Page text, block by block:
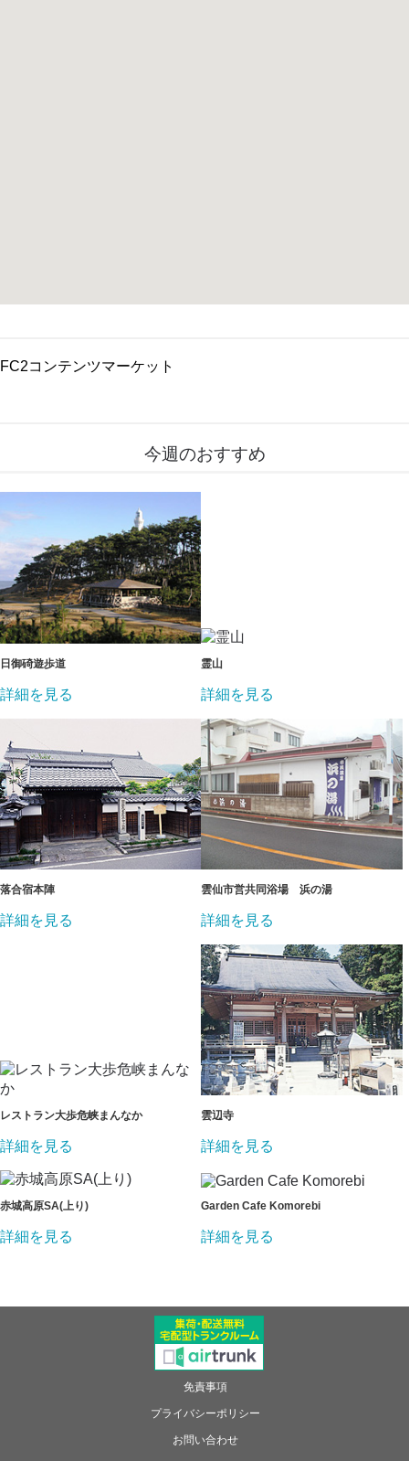
FC2コンテンツマーケット
今週のおすすめ
日御碕遊歩道
詳細を見る
霊山
詳細を見る
落合宿本陣
詳細を見る
雲仙市営共同浴場 浜の湯
詳細を見る
レストラン大歩危峡まんなか
詳細を見る
雲辺寺
詳細を見る
赤城高原SA(上り)
詳細を見る
Garden Cafe Komorebi
詳細を見る
免責事項
プライバシーポリシー
お問い合わせ